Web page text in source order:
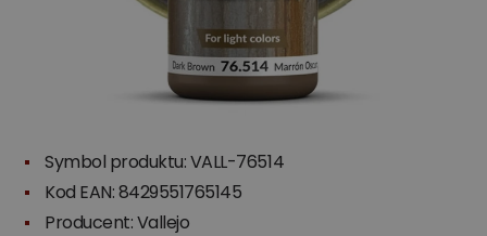
Symbol produktu: VALL-76514
Kod EAN: 8429551765145
Producent:Vallejo